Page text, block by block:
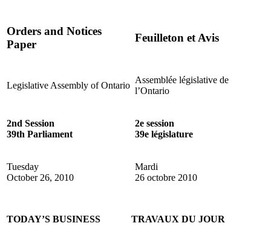
Orders and Notices
Paper
Feuilleton et Avis
Legislative Assembly of Ontario
Assemblée législative de
l’Ontario
2nd Session
39th Parliament
2e session
39e législature
Tuesday
October 26, 2010
Mardi
26 octobre 2010
TODAY’S BUSINESS TRAVAUX DU JOUR